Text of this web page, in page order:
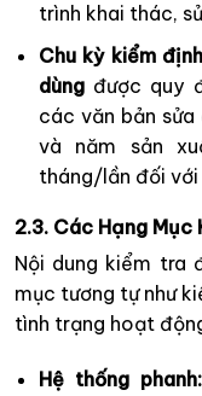
trình khai thác,
Chu kỳ kiểm
dùng được quy
các văn bản
và năm sản
tháng/lần đối với
2.3. Các Hạng Mục
Nội dung kiểm tra
mục tương tự như
tình trạng hoạt
Hệ thống phanh: